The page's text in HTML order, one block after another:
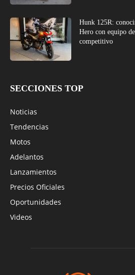
Hunk 125R:
Hero con equipo
competitivo
SECCIONES TOP
Noticias
Tendencias
Motos
Adelantos
Lanzamientos
Precios Oficiales
Oportunidades
Videos